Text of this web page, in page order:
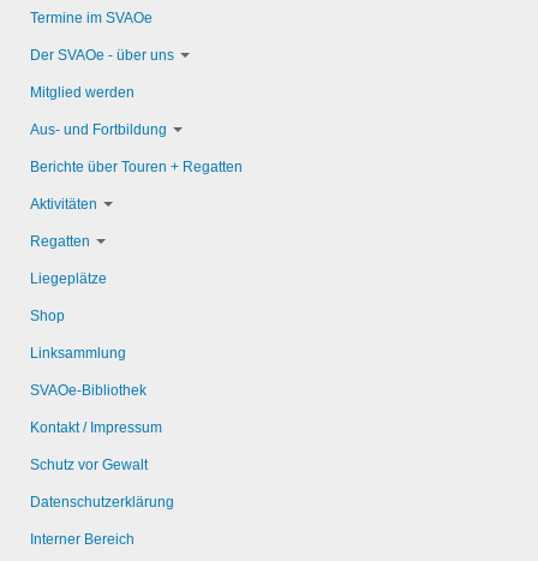
Termine im SVAOe
Der SVAOe - über uns
Mitglied werden
Aus- und Fortbildung
Berichte über Touren + Regatten
Aktivitäten
Regatten
Liegeplätze
Shop
Linksammlung
SVAOe-Bibliothek
Kontakt / Impressum
Schutz vor Gewalt
Datenschutzerklärung
Interner Bereich